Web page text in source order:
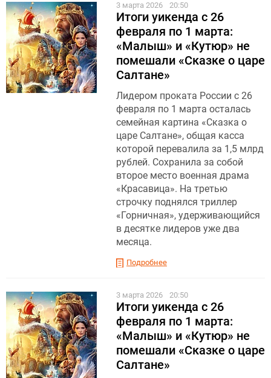
3 марта 2026 20:50
Итоги уикенда с 26
февраля по 1 марта:
«Малыш» и «Кутюр» не
помешали «Сказке о царе
Салтане»
Лидером проката России с 26
февраля по 1 марта осталась
семейная картина «Сказка о
царе Салтане», общая касса
которой перевалила за 1,5 млрд
рублей. Сохранила за собой
второе место военная драма
«Красавица». На третью
строчку поднялся триллер
«Горничная», удерживающийся
в десятке лидеров уже два
месяца.
Подробнее
3 марта 2026 20:50
Итоги уикенда с 26
февраля по 1 марта:
«Малыш» и «Кутюр» не
помешали «Сказке о царе
Салтане»